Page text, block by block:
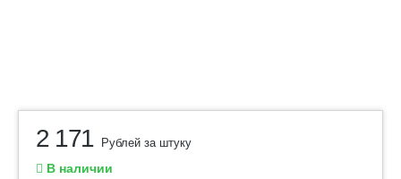
2 171 Рублей за штуку
В наличии